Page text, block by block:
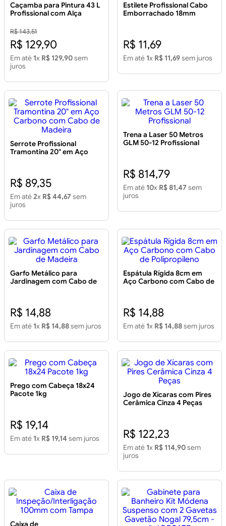
Caçamba para Pintura 43 L
Profissional com Alça
R$ 143,51
R$ 129,90
Em até 1x R$ 129,90sem
juros
Estilete Profissional Cabo
Emborrachado 18mm
R$ 11,69
Em até 1x R$ 11,69sem juros
Serrote Profissional
Tramontina 20" em Aço
R$ 89,35
Em até2x R$ 44,67 sem
juros
Trena a Laser 50 Metros
GLM 50-12 Profissional
R$ 814,79
Em até 10x R$ 81,47 sem
juros
Garfo Metálico para
Jardinagem com Cabo de
R$ 14,88
Em até 1x R$ 14,88sem juros
Espátula Rígida 8cm em
Aço Carbono com Cabo de
R$ 14,88
Em até 1x R$ 14,88sem juros
Prego com Cabeça 18x24
Pacote 1kg
R$ 19,14
Em até 1x R$ 19,14 sem juros
Jogo de Xícaras com Pires
Cerâmica Cinza 4 Peças
R$ 122,23
Em até 1x R$ 114,90sem
juros